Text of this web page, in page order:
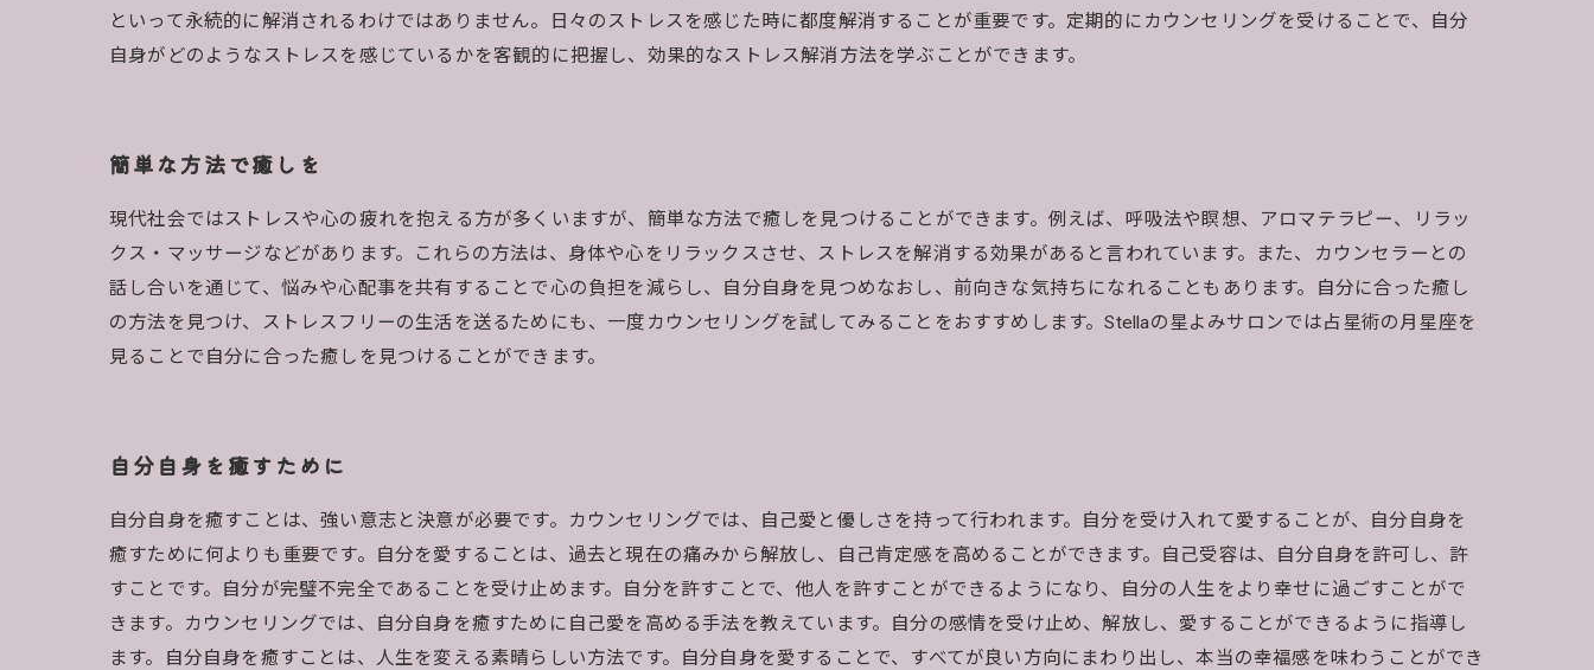
といって永続的に解消されるわけではありません。日々のストレスを感じた時に都度解消することが重要です。定期的にカウンセリングを受けることで、自分
自身がどのようなストレスを感じているかを客観的に把握し、効果的なストレス解消方法を学ぶことができます。
簡単な方法で癒しを
現代社会ではストレスや心の疲れを抱える方が多くいますが、簡単な方法で癒しを見つけることができます。例えば、呼吸法や瞑想、アロマテラピー、リラッ
クス・マッサージなどがあります。これらの方法は、身体や心をリラックスさせ、ストレスを解消する効果があると言われています。また、カウンセラーとの
話し合いを通じて、悩みや心配事を共有することで心の負担を減らし、自分自身を見つめなおし、前向きな気持ちになれることもあります。自分に合った癒し
の方法を見つけ、ストレスフリーの生活を送るためにも、一度カウンセリングを試してみることをおすすめします。Stellaの星よみサロンでは占星術の月星座を
見ることで自分に合った癒しを見つけることができます。
自分自身を癒すために
自分自身を癒すことは、強い意志と決意が必要です。カウンセリングでは、自己愛と優しさを持って行われます。自分を受け入れて愛することが、自分自身を
癒すために何よりも重要です。自分を愛することは、過去と現在の痛みから解放し、自己肯定感を高めることができます。自己受容は、自分自身を許可し、許
すことです。自分が完璧不完全であることを受け止めます。自分を許すことで、他人を許すことができるようになり、自分の人生をより幸せに過ごすことがで
きます。カウンセリングでは、自分自身を癒すために自己愛を高める手法を教えています。自分の感情を受け止め、解放し、愛することができるように指導し
ます。自分自身を癒すことは、人生を変える素晴らしい方法です。自分自身を愛することで、すべてが良い方向にまわり出し、本当の幸福感を味わうことができ